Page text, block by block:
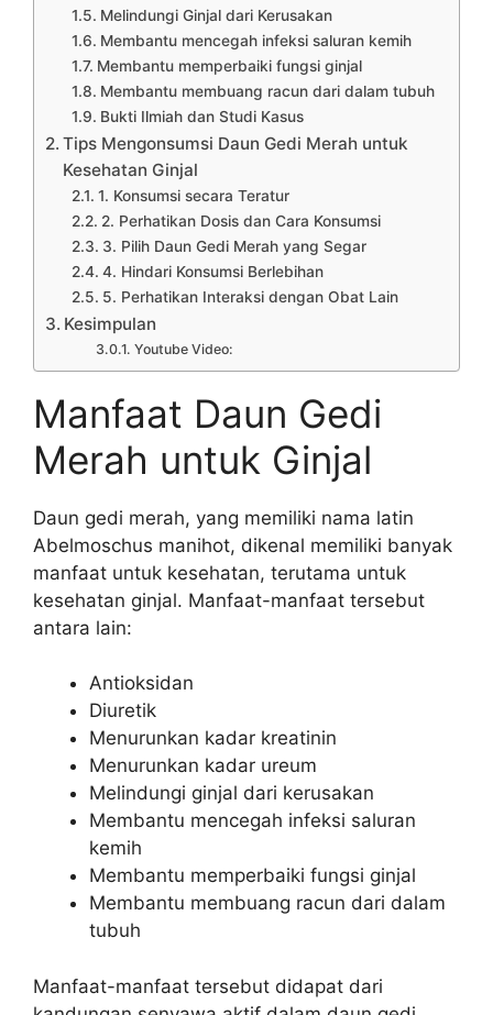
Melindungi Ginjal dari Kerusakan
Membantu mencegah infeksi saluran kemih
Membantu memperbaiki fungsi ginjal
Membantu membuang racun dari dalam tubuh
Bukti Ilmiah dan Studi Kasus
Tips Mengonsumsi Daun Gedi Merah untuk
Kesehatan Ginjal
1. Konsumsi secara Teratur
2. Perhatikan Dosis dan Cara Konsumsi
3. Pilih Daun Gedi Merah yang Segar
4. Hindari Konsumsi Berlebihan
5. Perhatikan Interaksi dengan Obat Lain
Kesimpulan
Youtube Video:
Manfaat Daun Gedi
Merah untuk Ginjal
Daun gedi merah, yang memiliki nama latin
Abelmoschus manihot, dikenal memiliki banyak
manfaat untuk kesehatan, terutama untuk
kesehatan ginjal. Manfaat-manfaat tersebut
antara lain:
Antioksidan
Diuretik
Menurunkan kadar kreatinin
Menurunkan kadar ureum
Melindungi ginjal dari kerusakan
Membantu mencegah infeksi saluran
kemih
Membantu memperbaiki fungsi ginjal
Membantu membuang racun dari dalam
tubuh
Manfaat-manfaat tersebut didapat dari